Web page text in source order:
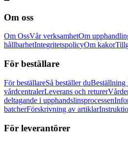
Om oss
Om OssVår verksamhetOm
hållbarhetIntegritetspolicyOm kakor
För beställare
För beställareSå beställer duBeställning
vårdcentralerLeverans och returer
deltagande i upphandslinsprocessen
batcherFörskrivning av artiklar
För leverantörer